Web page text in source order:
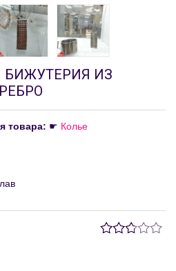
БИЖУТЕРИЯ ИЗ
товара: ☛ Колье